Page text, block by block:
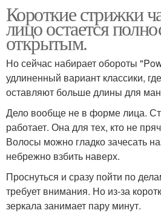
Короткие стрижки
лицо остается
открытым.
Но сейчас набирает обороты
удлиненный вариант классики,
оставляют больше длины для
Дело вообще не в форме лица.
работает. Она для тех, кто не
Волосы можно гладко зачесать
небрежно взбить наверх.
Проснуться и сразу пойти по
требует внимания. Но из-за
зеркала занимает пару минут.